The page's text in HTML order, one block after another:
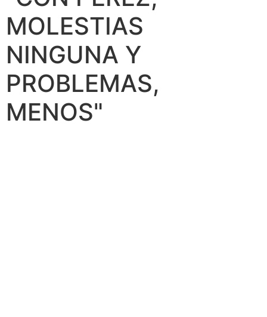
MOLESTIAS
NINGUNA Y
PROBLEMAS,
MENOS"